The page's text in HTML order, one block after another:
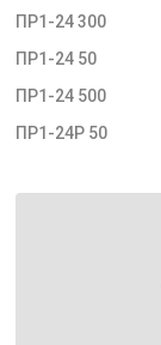
ПР1-24 300
ПР1-24 50
ПР1-24 500
ПР1-24Р 50